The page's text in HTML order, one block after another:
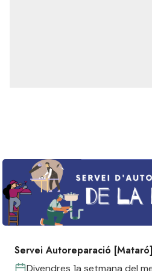
Servei Autoreparació
Divendres 1a setmana del